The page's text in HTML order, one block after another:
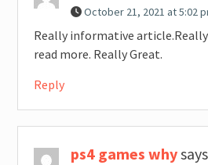
October 21, 2021 at 5:02
Really informative
read more. Really Great.
Reply
ps4 games why